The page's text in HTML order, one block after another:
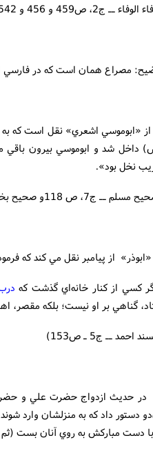
ــ ج2، ص459 و 456 و 542)
مصراع همان است كه در فارسي
از «ابوموسي اشعري» نقل است که به
داخل شد و ابوموسي بيرون باقي
نخل بود».
ــ ج7، ص 118و صحيح بخاري ــ ج2 ــ ص 187)
کسي از كنار خانه‌اي گذشت که
گناهي بر او نيست؛ بلکه مقصر،
احمد ــ ج5 ـ ص153)
در حديث ازدواج حضرت علي و
دستور داد که به منزلشان وارد
دست مباركش به روي آنان بست (ثم